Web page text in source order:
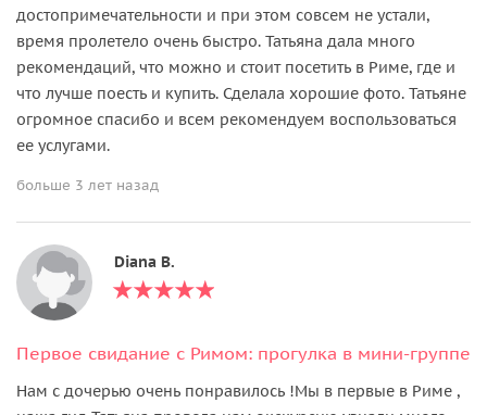
достопримечательности и при этом совсем не устали,
время пролетело очень быстро. Татьяна дала много
рекомендаций, что можно и стоит посетить в Риме, где и
что лучше поесть и купить. Сделала хорошие фото. Татьяне
огромное спасибо и всем рекомендуем воспользоваться
ее услугами.
больше 3 лет назад
Diana B.
Первое свидание с Римом: прогулка в мини-группе
Нам с дочерью очень понравилось !Мы в первые в Риме ,